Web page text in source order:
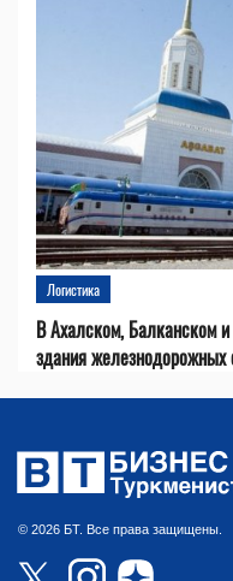
Логистика
В Ахалском, Балканском
здания железнодорожных
© 2026 БТ. Все права защищены.